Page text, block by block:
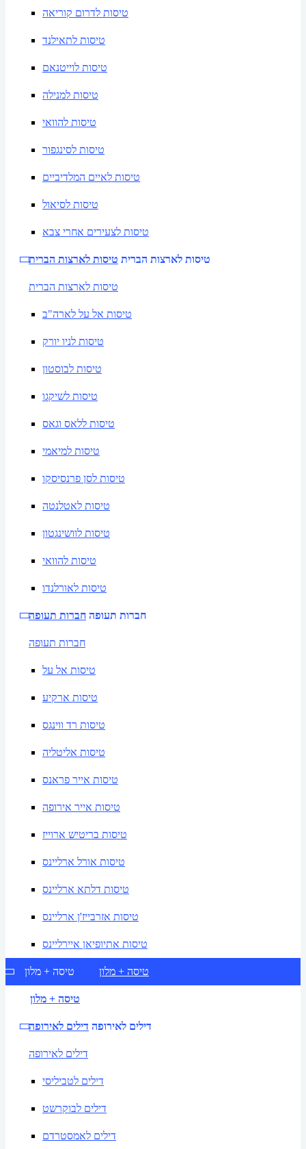
טיסות לדרום קוריאה
טיסות לתאילנד
טיסות לוייטנאם
טיסות למנילה
טיסות להוואי
טיסות לסינגפור
טיסות לאיים המלדיביים
טיסות לסיאול
טיסות לצעירים אחרי צבא
טיסות לארצות הברית טיסות לארצות הברית
טיסות לארצות הברית
טיסות אל על לארה"ב
טיסות לניו יורק
טיסות לבוסטון
טיסות לשיקגו
טיסות ללאס וגאס
טיסות למיאמי
טיסות לסן פרנסיסקו
טיסות לאטלנטה
טיסות לוושינגטון
טיסות להוואי
טיסות לאורלנדו
חברות תעופה חברות תעופה
חברות תעופה
טיסות אל על
טיסות ארקיע
טיסות רד ווינגס
טיסות אליטליה
טיסות אייר פראנס
טיסות אייר אירופה
טיסות בריטיש ארוייז
טיסות אורל ארליינס
טיסות דלתא ארליינס
טיסות אזרבייז'ן ארליינס
טיסות אתיופיאן איירליינס
טיסה + מלון טיסה + מלון
טיסה + מלון
דילים לאירופה דילים לאירופה
דילים לאירופה
דילים לטביליסי
דילים לבוקרשט
דילים לאמסטרדם